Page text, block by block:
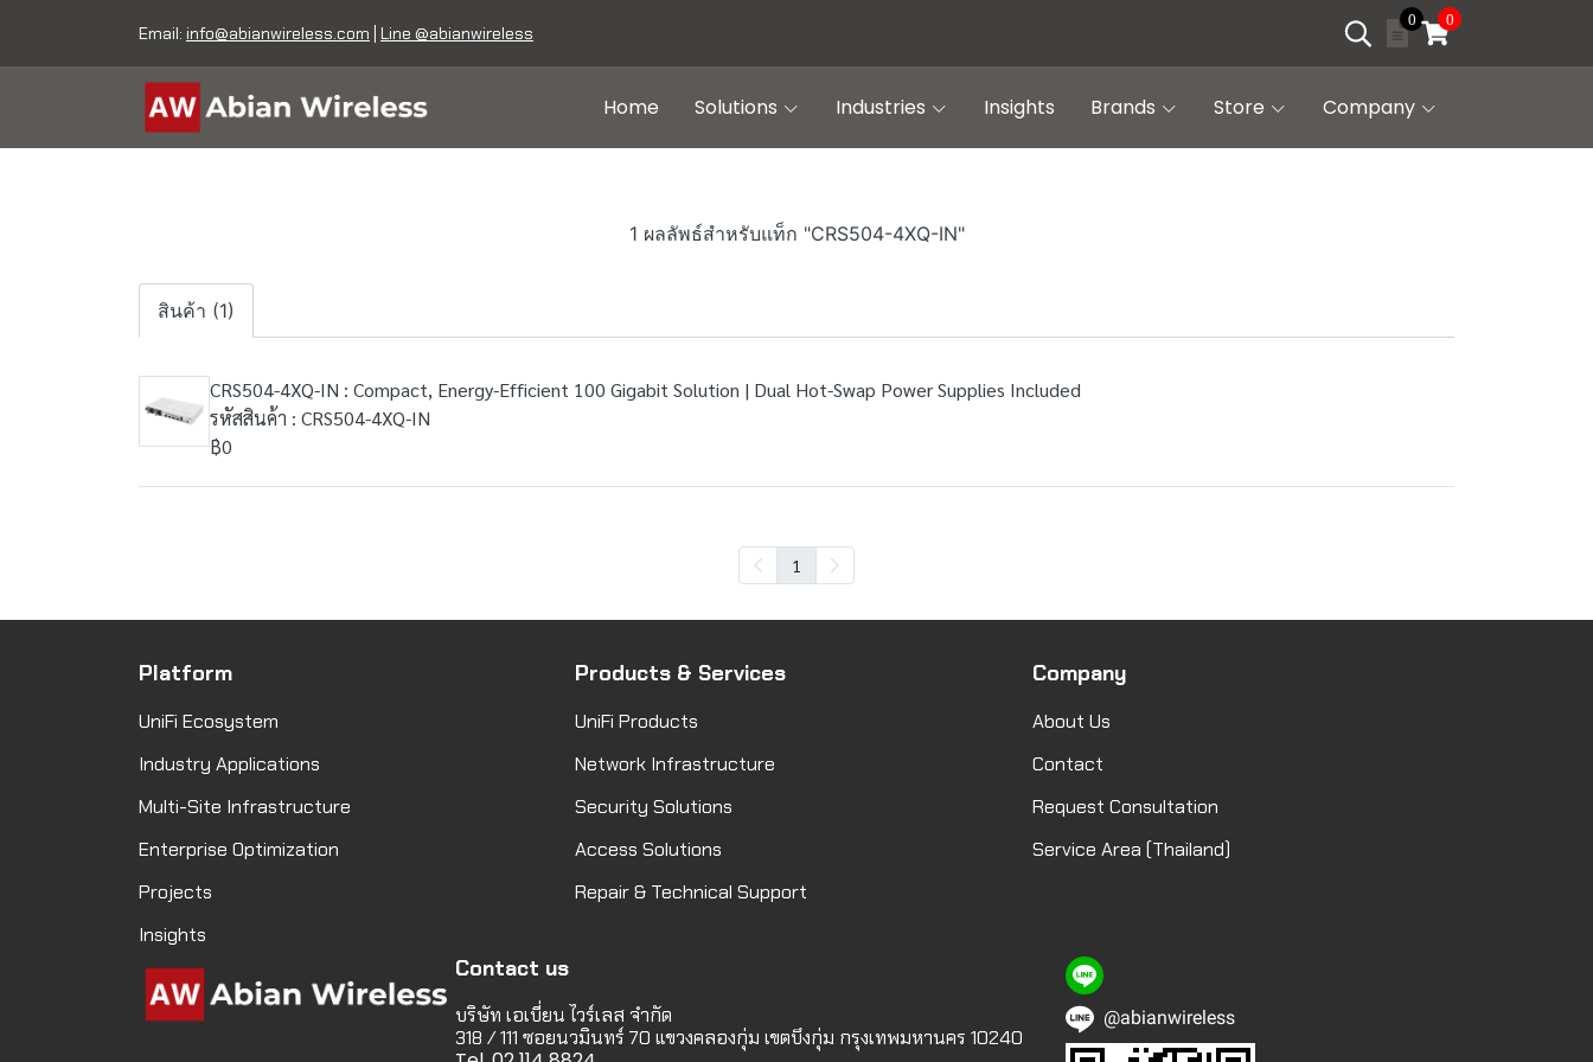
Email: info@abianwireless.com Line @abianwireless
0 0
Home Solutions Industries Insights Brands Store Company
1 ผลลัพธ์สำหรับแท็ก "CRS504-4XQ-IN"
สินค้า (1)
CRS504-4XQ-IN : Compact, Energy-Efficient 100 Gigabit Solution | Dual Hot-Swap Power Supplies Included
รหัสสินค้า : CRS504-4XQ-IN
฿0
1
Platform
UniFi Ecosystem
Industry Applications
Multi-Site Infrastructure
Enterprise Optimization
Projects
Insights
Products & Services
UniFi Products
Network Infrastructure
Security Solutions
Access Solutions
Repair & Technical Support
Company
About Us
Contact
Request Consultation
Service Area (Thailand)
Contact us
บริษัท เอเบี่ยน ไวร์เลส จำกัด
318 / 111 ซอยนวมินทร์ 70 แขวงคลองกุ่ม เขตบึงกุ่ม กรุงเทพมหานคร 10240
@abianwireless